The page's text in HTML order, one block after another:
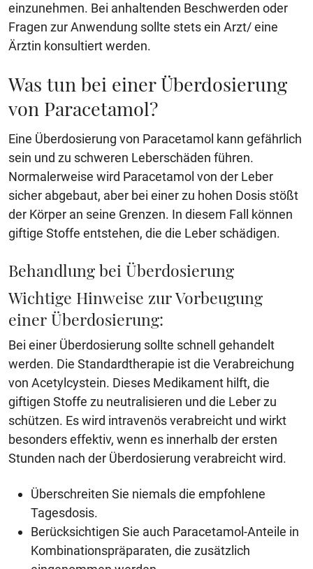
einzunehmen. Bei anhaltenden Beschwerden oder
Fragen zur Anwendung sollte stets ein Arzt/ eine
Ärztin konsultiert werden.
Was tun bei einer Überdosierung
von Paracetamol?
Eine Überdosierung von Paracetamol kann gefährlich
sein und zu schweren Leberschäden führen.
Normalerweise wird Paracetamol von der Leber
sicher abgebaut, aber bei einer zu hohen Dosis stößt
der Körper an seine Grenzen. In diesem Fall können
giftige Stoffe entstehen, die die Leber schädigen.
Behandlung bei Überdosierung
Wichtige Hinweise zur Vorbeugung
einer Überdosierung:
Bei einer Überdosierung sollte schnell gehandelt
werden. Die Standardtherapie ist die Verabreichung
von Acetylcystein. Dieses Medikament hilft, die
giftigen Stoffe zu neutralisieren und die Leber zu
schützen. Es wird intravenös verabreicht und wirkt
besonders effektiv, wenn es innerhalb der ersten
Stunden nach der Überdosierung verabreicht wird.
Überschreiten Sie niemals die empfohlene
Tagesdosis.
Berücksichtigen Sie auch Paracetamol-Anteile in
Kombinationspräparaten, die zusätzlich